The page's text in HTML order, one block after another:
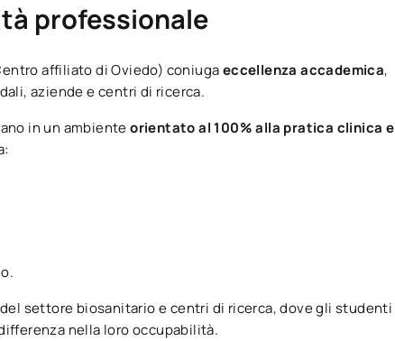
professionale
affiliato di Oviedo) coniugaeccellenza accademica,
aziende e centri di ricerca.
in un ambienteorientato al 100% alla pratica clinica e
settore biosanitario e centri di ricerca, dove gli studenti
nella loro occupabilità.